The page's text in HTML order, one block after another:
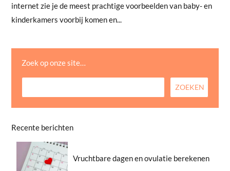
internet zie je de meest prachtige voorbeelden van baby- en
kinderkamers voorbij komen en...
Zoek op onze site…
Recente berichten
Vruchtbare dagen en ovulatie berekenen